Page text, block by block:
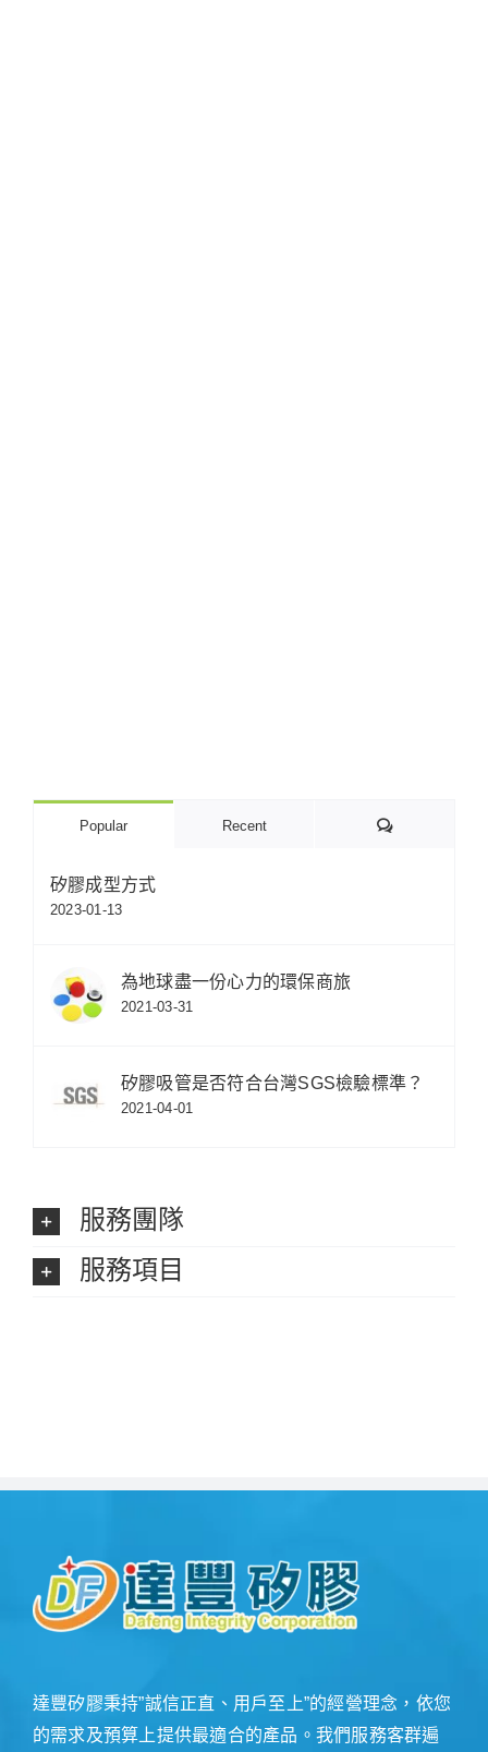
Popular Recent Comments
矽膠成型方式
2023-01-13
為地球盡一份心力的環保商旅
2021-03-31
矽膠吸管是否符合台灣SGS檢驗標準？
2021-04-01
服務團隊
服務項目
達豐矽膠秉持”誠信正直、用戶至上”的經營理念，依您
的需求及預算上提供最適合的產品。我們服務客群遍